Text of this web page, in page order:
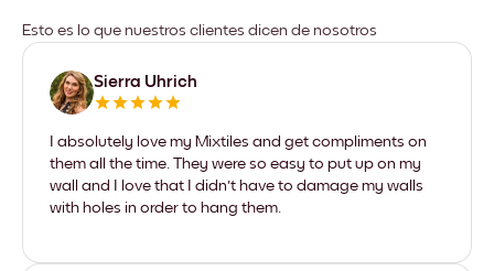
Esto es lo que nuestros clientes dicen de nosotros
Sierra Uhrich
I absolutely love my Mixtiles and get compliments on
them all the time. They were so easy to put up on my
wall and I love that I didn't have to damage my walls
with holes in order to hang them.